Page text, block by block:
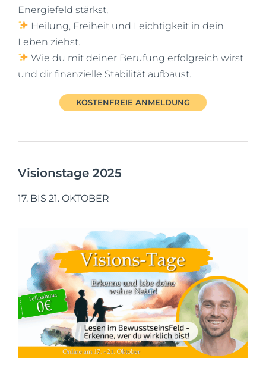
Energiefeld stärkst,
Heilung, Freiheit und Leichtigkeit in dein
Leben ziehst.
Wie du mit deiner Berufung erfolgreich wirst
und dir finanzielle Stabilität aufbaust.
KOSTENFREIE ANMELDUNG
Visionstage 2025
17. BIS 21. OKTOBER